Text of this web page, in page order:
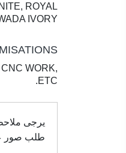
ROYAL
IVORY
WORK,
ETC.
يرجى
طلب صور